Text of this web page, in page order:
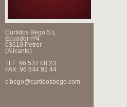
Curtidos Bego S.L.
Ecuador nº4
03610 Petrer
(Alicante)
TLF: 96 537 08 23
FAX: 96 644 92 44
c.bego@curtidosbego.com